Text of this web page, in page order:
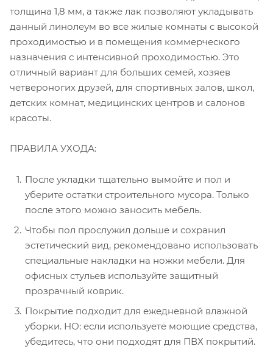
толщина 1,8 мм, а также лак позволяют укладывать
данный линолеум во все жилые комнаты с высокой
проходимостью и в помещения коммерческого
назначения с интенсивной проходимостью. Это
отличный вариант для больших семей, хозяев
четвероногих друзей, для спортивных залов, школ,
детских комнат, медицинских центров и салонов
красоты.
ПРАВИЛА УХОДА:
После укладки тщательно вымойте и пол и
уберите остатки строительного мусора. Только
после этого можно заносить мебель.
Чтобы пол прослужил дольше и сохранил
эстетический вид, рекомендовано использовать
специальные накладки на ножки мебели. Для
офисных стульев используйте защитный
прозрачный коврик.
Покрытие подходит для ежедневной влажной
уборки. НО: если используете моющие средства,
убедитесь, что они подходят для ПВХ покрытий.